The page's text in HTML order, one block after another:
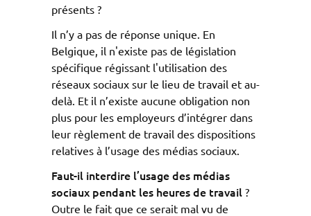
présents ?
Il n’y a pas de réponse unique. En
Belgique, il n'existe pas de législation
spécifique régissant l'utilisation des
réseaux sociaux sur le lieu de travail et au-
delà. Et il n’existe aucune obligation non
plus pour les employeurs d’intégrer dans
leur règlement de travail des dispositions
relatives à l’usage des médias sociaux.
Faut-il interdire l’usage des médias
sociaux pendant les heures de travail ?
Outre le fait que ce serait mal vu de